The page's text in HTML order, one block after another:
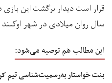
سال روان میلادی در شهر اوکلند
این مطالب هم توصیه می‌شود:
بنت خواستار به‌رسمیت‌شناسی تیم